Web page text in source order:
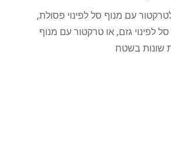
עם מנוף סל לפינוי פסולת,
לפינוי גזם, או טרקטור עם מנוף
שונות בשטח